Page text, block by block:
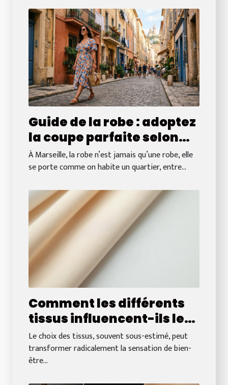
Guide de la robe : adoptez
la coupe parfaite selon
votre quartier à Marseille
À Marseille, la robe n’est jamais qu’une robe, elle
se porte comme on habite un quartier, entre...
Comment les différents
tissus influencent-ils le
confort quotidien ?
Le choix des tissus, souvent sous-estimé, peut
transformer radicalement la sensation de bien-
être...